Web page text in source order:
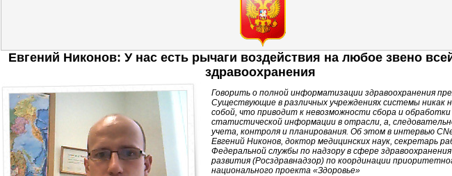
Евгений Никонов: У нас есть рычаги воздействия на любое звено
здравоохранения
Говорить о полной информатизации здравоохранения
Существующие в различных учреждениях системы никак
собой, что приводит к невозможности сбора и обработки
статистической информации в отрасли, а,
учета, контроля и планирования. Об этом в интервью
Евгений Никонов, доктор медицинских наук, секретарь
Федеральной службы по надзору в сфере
развития (Росздравнадзор) по координации
национального проекта «Здоровье»